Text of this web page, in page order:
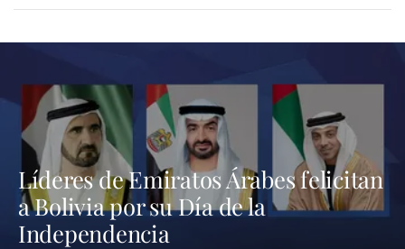
Líderes de Emiratos Árabes felicitan
a Bolivia por su Día de la
Independencia